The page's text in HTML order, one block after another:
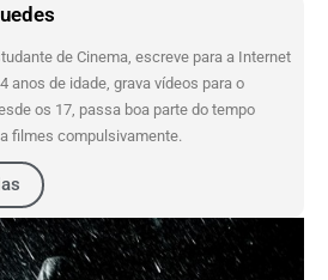
de Cinema, escreve para a Internet
anos de idade, grava vídeos para o
os 17, passa boa parte do tempo
filmes compulsivamente.